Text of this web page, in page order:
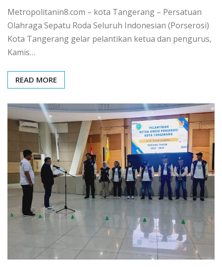
Metropolitanin8.com – kota Tangerang – Persatuan
Olahraga Sepatu Roda Seluruh Indonesian (Porserosi)
Kota Tangerang gelar pelantikan ketua dan pengurus,
Kamis…
READ MORE